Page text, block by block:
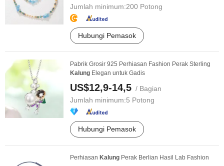
Jumlah minimum:200 Potong
Hubungi Pemasok
Pabrik Grosir 925 Perhiasan Fashion Perak Sterling
Kalung Elegan untuk Gadis
US$12,9-14,5 / Bagian
Jumlah minimum:5 Potong
Hubungi Pemasok
Perhiasan Kalung Perak Berlian Hasil Lab Fashion